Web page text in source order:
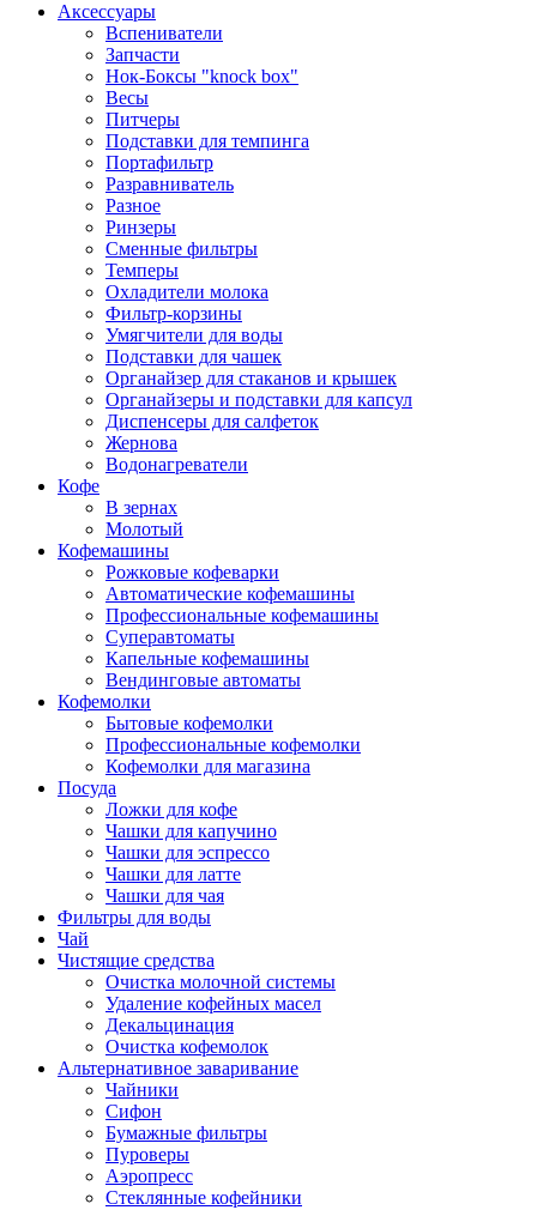
Аксессуары
Вспениватели
Запчасти
Нок-Боксы "knock box"
Весы
Питчеры
Подставки для темпинга
Портафильтр
Разравниватель
Разное
Ринзеры
Сменные фильтры
Темперы
Охладители молока
Фильтр-корзины
Умягчители для воды
Подставки для чашек
Органайзер для стаканов и крышек
Органайзеры и подставки для капсул
Диспенсеры для салфеток
Жернова
Водонагреватели
Кофе
В зернах
Молотый
Кофемашины
Рожковые кофеварки
Автоматические кофемашины
Профессиональные кофемашины
Суперавтоматы
Капельные кофемашины
Вендинговые автоматы
Кофемолки
Бытовые кофемолки
Профессиональные кофемолки
Кофемолки для магазина
Посуда
Ложки для кофе
Чашки для капучино
Чашки для эспрессо
Чашки для латте
Чашки для чая
Фильтры для воды
Чай
Чистящие средства
Очистка молочной системы
Удаление кофейных масел
Декальцинация
Очистка кофемолок
Альтернативное заваривание
Чайники
Сифон
Бумажные фильтры
Пуроверы
Аэропресс
Стеклянные кофейники